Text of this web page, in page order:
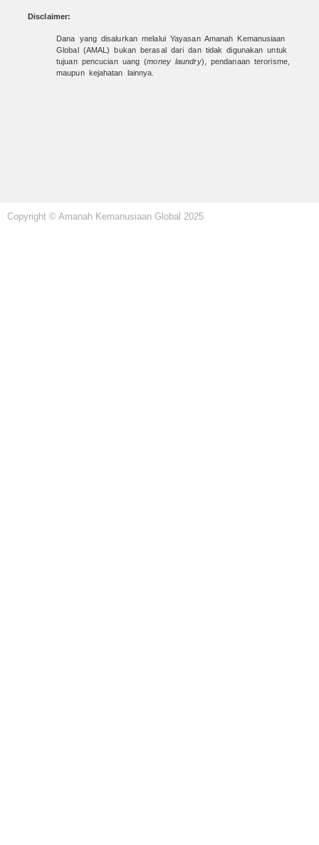
Disclaimer:
Dana yang disalurkan melalui Yayasan Amanah Kemanusiaan
Global (AMAL) bukan berasal dari dan tidak digunakan untuk
tujuan pencucian uang (money laundry), pendanaan terorisme,
maupun kejahatan lainnya.
Copyright © Amanah Kemanusiaan Global 2025